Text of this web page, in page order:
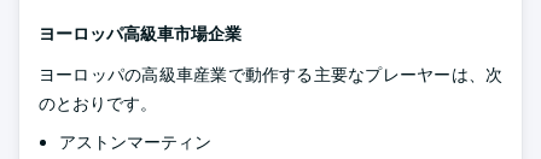
ヨーロッパ高級車市場企業
ヨーロッパの高級車産業で動作する主要なプレーヤーは、次
のとおりです。
アストンマーティン